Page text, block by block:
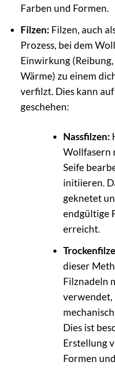
Farben und Formen.
Filzen: Filzen, auch
Prozess, bei dem
Einwirkung
Wärme) zu einem
verfilzt. Dies kann
geschehen:
Nassfilzen:
Wollfasern
Seife
initiieren.
geknetet
endgültige
erreicht.
dieser
Filznadeln
verwendet,
Dies ist
Erstellung
Formen